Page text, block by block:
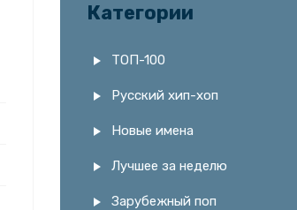
Категории
ТОП-100
Русский хип-хоп
Новые имена
Лучшее за неделю
Зарубежный поп